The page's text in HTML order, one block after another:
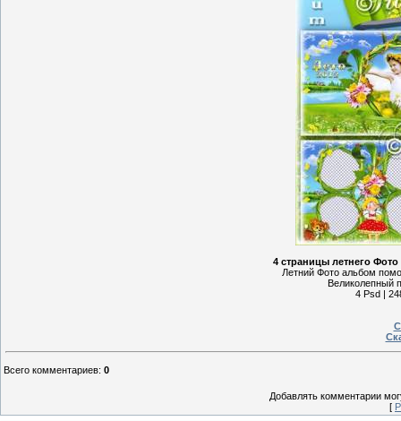
4 страницы летнего
Летний Фото альбом
Великолепный
4 Psd |
Всего комментариев: 0
Добавлять комментарии
[